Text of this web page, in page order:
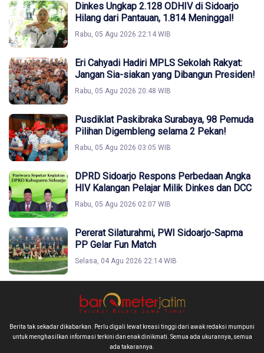
Dinkes Ungkap 2.128 ODHIV di Sidoarjo
Hilang dari Pantauan, 1.814 Meninggal!
Rabu, 05 Agu 2026 22:14 WIB
Eri Cahyadi Hadiri MPLS Sekolah Rakyat:
Jangan Sia-siakan yang Dibangun Presiden!
Rabu, 05 Agu 2026 20:48 WIB
Pusdiklat Paskibraka Surabaya, 98 Pemuda
Pilihan Digembleng selama 2 Pekan!
Rabu, 05 Agu 2026 03:05 WIB
DPRD Sidoarjo Respons Perbedaan Angka
HIV Kalangan Pelajar Milik Dinkes dan DCC
Rabu, 05 Agu 2026 02:07 WIB
Pererat Silaturahmi, PWI Sidoarjo-Sapma
PP Gelar Fun Match
Selasa, 04 Agu 2026 22:14 WIB
Berita tak sekadar dikabarkan. Perlu digali lewat kreasi tinggi dari awak redaksi mumpuni
untuk menghasilkan informasi terkini dan enak dinikmati. Semua ada ukurannya, semua
ada takarannya.